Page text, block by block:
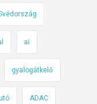
ai
gyalogátkelő
ADAC